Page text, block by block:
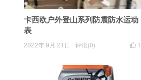
卡西欧户外登山系列防震防水运动
表
 1
2022年 9月 21日 评论(0)